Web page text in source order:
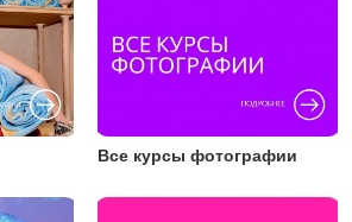
Все курсы фотографии